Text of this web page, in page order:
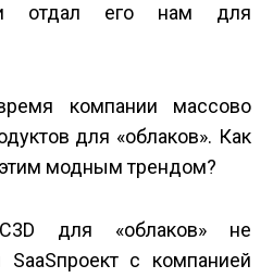
отдал его нам для
компании массово
для «облаков». Как
этим модным трендом?
для «облаков» не
с компанией